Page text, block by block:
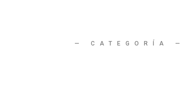
— CATEGORÍA —